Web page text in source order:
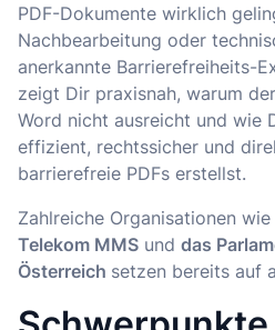
PDF-Dokumente wirklich
Nachbearbeitung oder
anerkannte Barrierefreiheits-
zeigt Dir praxisnah, warum
Word nicht ausreicht und wie
effizient, rechtssicher und
barrierefreie PDFs erstellst.
Zahlreiche Organisationen wie
Telekom MMS und das
Österreich setzen bereits auf